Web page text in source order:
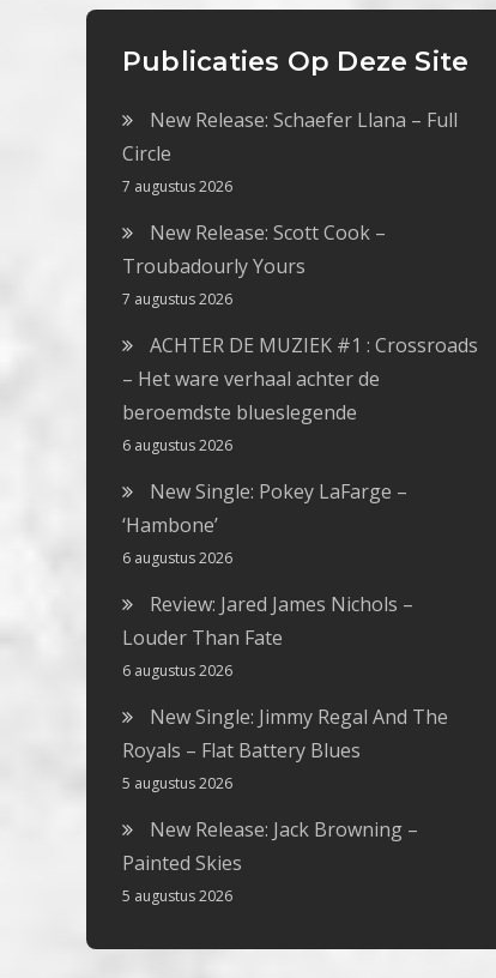
Publicaties Op Deze Site
New Release: Schaefer Llana – Full
Circle
7 augustus 2026
New Release: Scott Cook –
Troubadourly Yours
7 augustus 2026
ACHTER DE MUZIEK #1 : Crossroads
– Het ware verhaal achter de
beroemdste blueslegende
6 augustus 2026
New Single: Pokey LaFarge –
‘Hambone’
6 augustus 2026
Review: Jared James Nichols –
Louder Than Fate
6 augustus 2026
New Single: Jimmy Regal And The
Royals – Flat Battery Blues
5 augustus 2026
New Release: Jack Browning –
Painted Skies
5 augustus 2026